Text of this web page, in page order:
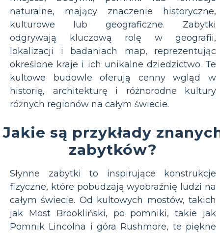
naturalne, mający znaczenie historyczne,
kulturowe lub geograficzne. Zabytki
odgrywają kluczową rolę w geografii,
lokalizacji i badaniach map, reprezentując
określone kraje i ich unikalne dziedzictwo. Te
kultowe budowle oferują cenny wgląd w
historię, architekturę i różnorodne kultury
różnych regionów na całym świecie.
Jakie są przykłady
zabytków?
Słynne zabytki to inspirujące konstrukcje
fizyczne, które pobudzają wyobraźnię ludzi na
całym świecie. Od kultowych mostów, takich
jak Most Brookliński, po pomniki, takie jak
Pomnik Lincolna i góra Rushmore, te piękne